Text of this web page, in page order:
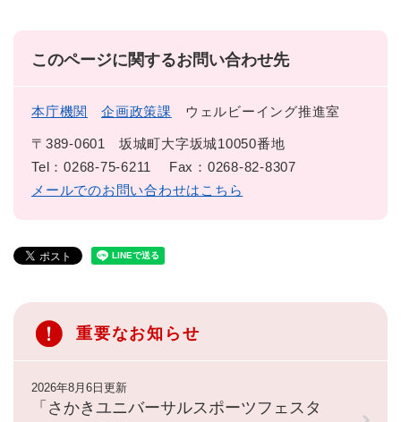
このページに関するお問い合わせ先
本庁機関 企画政策課 ウェルビーイング推進室
〒389-0601
坂城町大字坂城10050番地
Tel：0268-75-6211
Fax：0268-82-8307
メールでのお問い合わせはこちら
重要なお知らせ
2026年8月6日更新
「さかきユニバーサルスポーツフェスタ